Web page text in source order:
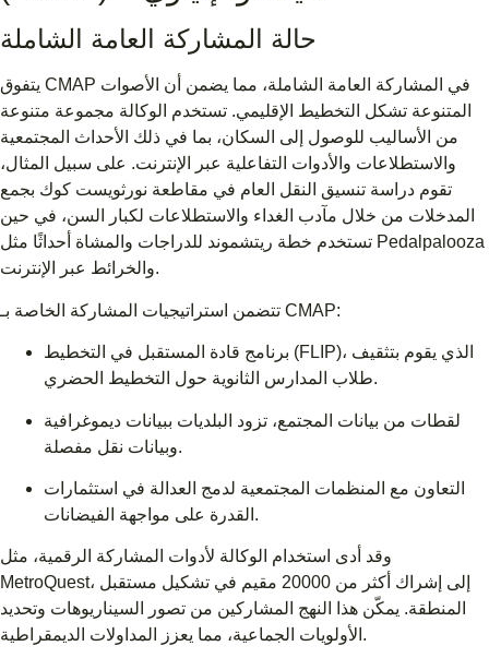
حالة المشاركة العامة الشاملة
يتفوق CMAP في المشاركة العامة الشاملة، مما يضمن أن الأصوات
المتنوعة تشكل التخطيط الإقليمي. تستخدم الوكالة مجموعة متنوعة
من الأساليب للوصول إلى السكان، بما في ذلك الأحداث المجتمعية
والاستطلاعات والأدوات التفاعلية عبر الإنترنت. على سبيل المثال،
تقوم دراسة تنسيق النقل العام في مقاطعة نورثويست كوك بجمع
المدخلات من خلال مآدب الغداء والاستطلاعات لكبار السن، في حين
تستخدم خطة ريتشموند للدراجات والمشاة أحداثًا مثل Pedalpalooza
والخرائط عبر الإنترنت.
تتضمن استراتيجيات المشاركة الخاصة بـ CMAP:
برنامج قادة المستقبل في التخطيط (FLIP)، الذي يقوم بتثقيف
طلاب المدارس الثانوية حول التخطيط الحضري.
لقطات من بيانات المجتمع، تزود البلديات ببيانات ديموغرافية
وبيانات نقل مفصلة.
التعاون مع المنظمات المجتمعية لدمج العدالة في استثمارات
القدرة على مواجهة الفيضانات.
وقد أدى استخدام الوكالة لأدوات المشاركة الرقمية، مثل
MetroQuest، إلى إشراك أكثر من 20000 مقيم في تشكيل مستقبل
المنطقة. يمكّن هذا النهج المشاركين من تصور السيناريوهات وتحديد
الأولويات الجماعية، مما يعزز المداولات الديمقراطية.